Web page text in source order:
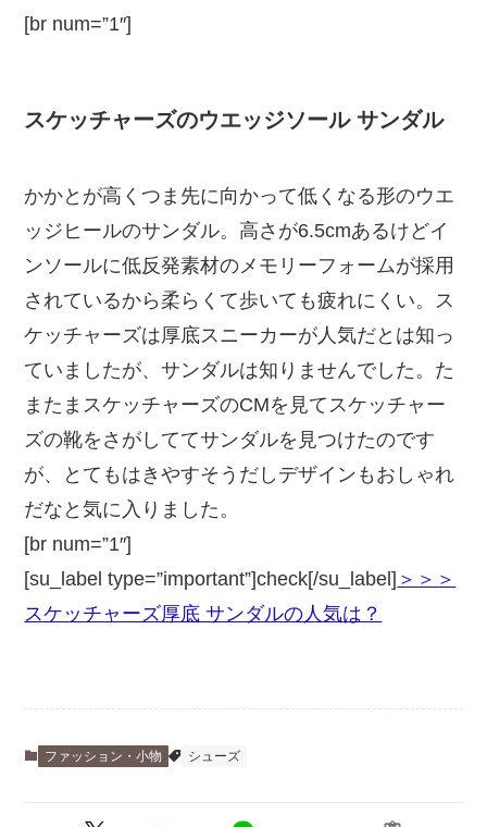
[br num=”1″]
スケッチャーズのウエッジソール サンダル
かかとが高くつま先に向かって低くなる形のウエ
ッジヒールのサンダル。高さが6.5cmあるけどイ
ンソールに低反発素材のメモリーフォームが採用
されているから柔らくて歩いても疲れにくい。ス
ケッチャーズは厚底スニーカーが人気だとは知っ
ていましたが、サンダルは知りませんでした。た
またまスケッチャーズのCMを見てスケッチャー
ズの靴をさがしててサンダルを見つけたのです
が、とてもはきやすそうだしデザインもおしゃれ
だなと気に入りました。
[br num=”1″]
[su_label type=”important”]check[/su_label] ＞＞＞
スケッチャーズ厚底 サンダルの人気は？
ファッション・小物 シューズ